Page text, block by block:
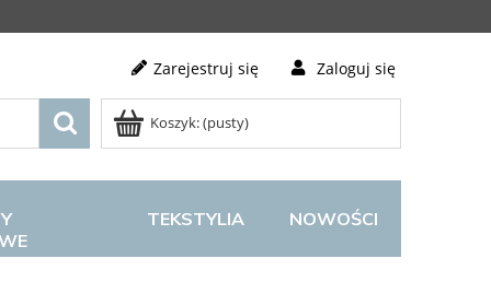
Zarejestruj się Zaloguj się
Koszyk:(pusty)
TEKSTYLIA NOWOŚCI